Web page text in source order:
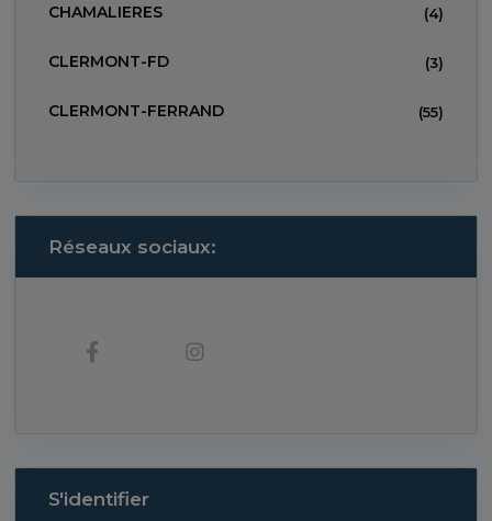
CHAMALIERES (4)
CLERMONT-FD (3)
CLERMONT-FERRAND (55)
Réseaux sociaux:
S'identifier